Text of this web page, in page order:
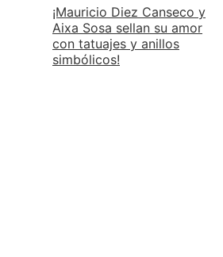
¡Mauricio Diez Canseco y
Aixa Sosa sellan su amor
con tatuajes y anillos
simbólicos!